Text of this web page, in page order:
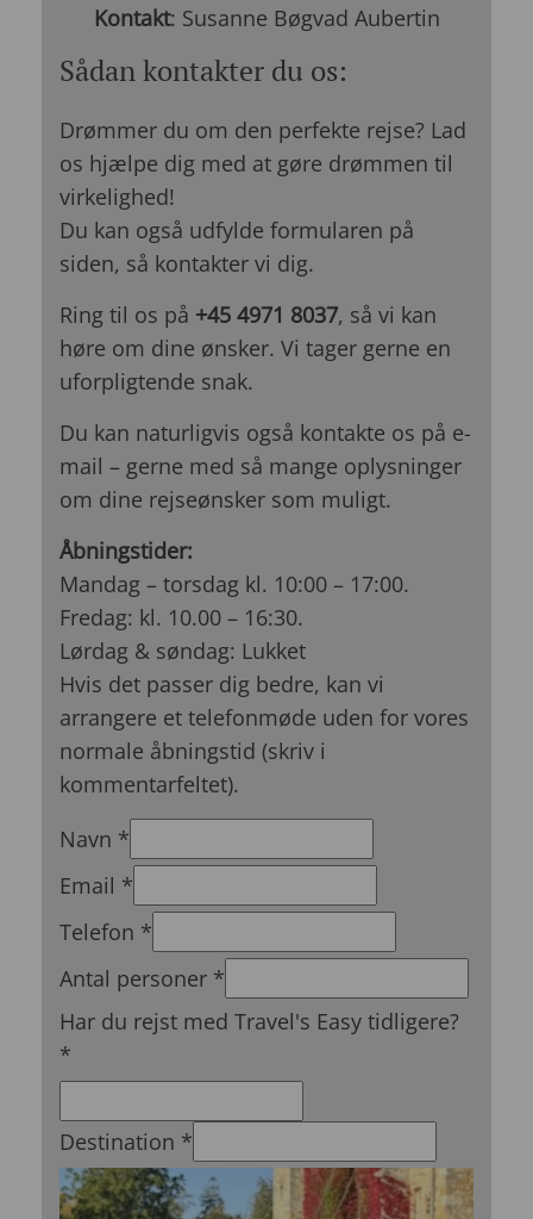
Kontakt: Susanne Bøgvad Aubertin
Sådan kontakter du os:
Drømmer du om den perfekte rejse? Lad
os hjælpe dig med at gøre drømmen til
virkelighed!
Du kan også udfylde formularen på
siden, så kontakter vi dig.
Ring til os på +45 4971 8037, så vi kan
høre om dine ønsker. Vi tager gerne en
uforpligtende snak.
Du kan naturligvis også kontakte os på e-
mail – gerne med så mange oplysninger
om dine rejseønsker som muligt.
Åbningstider:
Mandag – torsdag kl. 10:00 – 17:00.
Fredag: kl. 10.00 – 16:30.
Lørdag & søndag: Lukket
Hvis det passer dig bedre, kan vi
arrangere et telefonmøde uden for vores
normale åbningstid (skriv i
kommentarfeltet).
*Email
Travel's
*
Navn *
Email *
Telefon *
Antal personer *
Har du rejst med Travel's Easy tidligere?
*
Destination *